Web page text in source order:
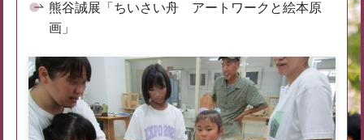
熊谷誠展「ちいさい舟 アートワークと絵本原
画」